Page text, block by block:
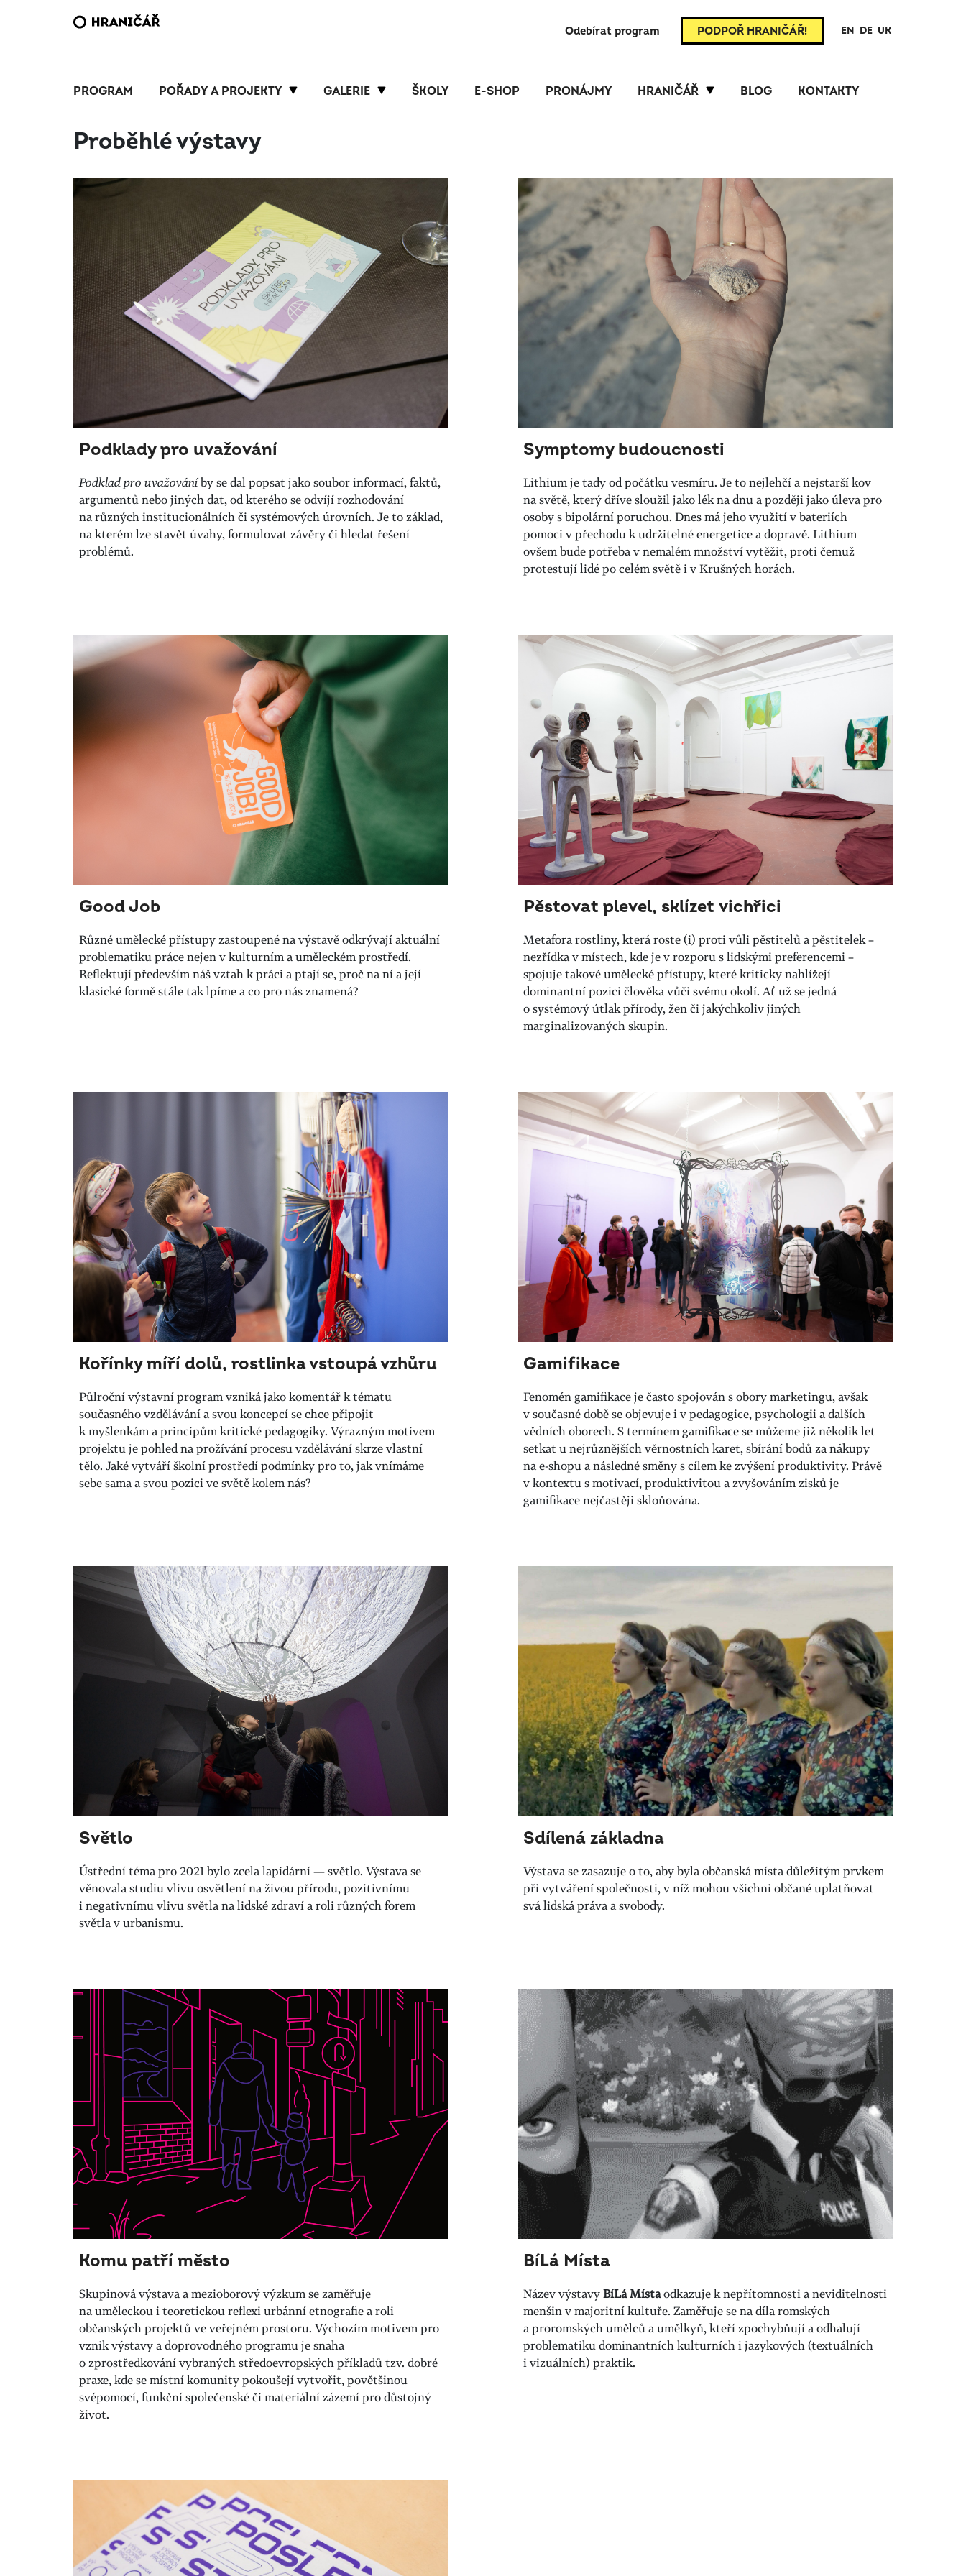
Odebírat program PODPOŘ HRANIČÁŘ! EN DE UK
PROGRAM POŘADY A PROJEKTY GALERIE ŠKOLY E-SHOP PRONÁJMY HRANIČÁŘ BLOG KONTAKTY
Proběhlé výstavy
Podklady pro uvažování
Podklad pro uvažováníby se dal popsat jako soubor informací, faktů,
argumentů nebo jiných dat, od kterého se odvíjí rozhodování
na různých institucionálních či systémových úrovních. Je to základ,
na kterém lze stavět úvahy, formulovat závěry či hledat řešení
problémů.
Symptomy budoucnosti
Lithium je tady od počátku vesmíru. Je to nejlehčí a nejstarší kov
na světě, který dříve sloužil jako lék na dnu a později jako úleva pro
osoby s bipolární poruchou. Dnes má jeho využití v bateriích
pomoci v přechodu k udržitelné energetice a dopravě. Lithium
ovšem bude potřeba v nemalém množství vytěžit, proti čemuž
protestují lidé po celém světě i v Krušných horách.
Good Job
Různé umělecké přístupy zastoupené na výstavě odkrývají aktuální
problematiku práce nejen v kulturním a uměleckém prostředí.
Reflektují především náš vztah k práci a ptají se, proč na ní a její
klasické formě stále tak lpíme a co pro nás znamená?
Pěstovat plevel, sklízet vichřici
Metafora rostliny, která roste (i) proti vůli pěstitelů a pěstitelek –
nezřídka v místech, kde je v rozporu s lidskými preferencemi –
spojuje takové umělecké přístupy, které kriticky nahlížejí
dominantní pozici člověka vůči svému okolí. Ať už se jedná
o systémový útlak přírody, žen či jakýchkoliv jiných
marginalizovaných skupin.
Kořínky míří dolů, rostlinka vstoupá vzhůru
Půlroční výstavní program vzniká jako komentář k tématu
současného vzdělávání a svou koncepcí se chce připojit
k myšlenkám a principům kritické pedagogiky. Výrazným motivem
projektu je pohled na prožívání procesu vzdělávání skrze vlastní
tělo. Jaké vytváří školní prostředí podmínky pro to, jak vnímáme
sebe sama a svou pozici ve světě kolem nás?
Gamifikace
Fenomén gamifikace je často spojován s obory marketingu, avšak
v současné době se objevuje i v pedagogice, psychologii a dalších
vědních oborech. S termínem gamifikace se můžeme již několik let
setkat u nejrůznějších věrnostních karet, sbírání bodů za nákupy
na e-shopu a následné směny s cílem ke zvýšení produktivity. Právě
v kontextu s motivací, produktivitou a zvyšováním zisků je
gamifikace nejčastěji skloňována.
Světlo
Ústřední téma pro 2021 bylo zcela lapidární — světlo. Výstava se
věnovala studiu vlivu osvětlení na živou přírodu, pozitivnímu
i negativnímu vlivu světla na lidské zdraví a roli různých forem
světla v urbanismu.
Sdílená základna
Výstava se zasazuje o to, aby byla občanská místa důležitým prvkem
při vytváření společnosti, v níž mohou všichni občané uplatňovat
svá lidská práva a svobody.
Komu patří město
Skupinová výstava a mezioborový výzkum se zaměřuje
na uměleckou i teoretickou reflexi urbánní etnografie a roli
občanských projektů ve veřejném prostoru. Výchozím motivem pro
vznik výstavy a doprovodného programu je snaha
o zprostředkování vybraných středoevropských příkladů tzv. dobré
praxe, kde se místní komunity pokoušejí vytvořit, povětšinou
svépomocí, funkční společenské či materiální zázemí pro důstojný
život.
BíLá Místa
Název výstavyBíLá Místaodkazuje k nepřítomnosti a neviditelnosti
menšin v majoritní kultuře. Zaměřuje se na díla romských
a proromských umělců a umělkyň, kteří zpochybňují a odhalují
problematiku dominantních kulturních i jazykových (textuálních
i vizuálních) praktik.